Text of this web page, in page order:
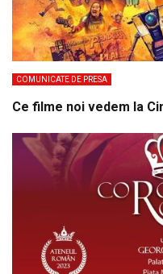
COMUNICATE DE PRESA
Ce filme noi vedem la